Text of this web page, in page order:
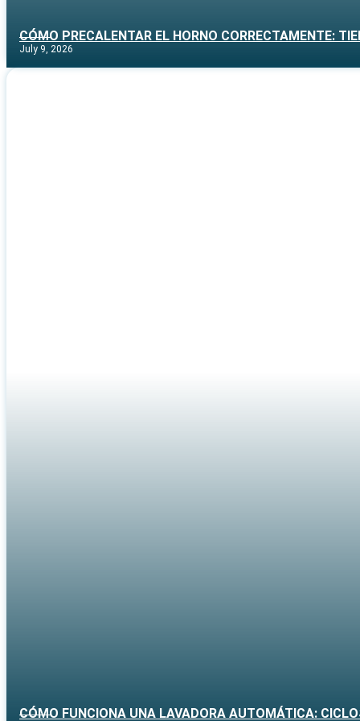
CÓMO PRECALENTAR EL HORNO CORRECTAMENTE:
July 9, 2026
CÓMO FUNCIONA UNA LAVADORA AUTOMÁTICA: